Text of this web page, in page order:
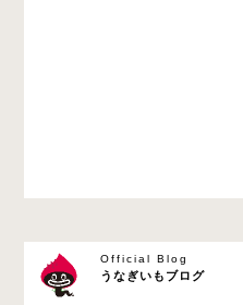
うなぎいもブログ
Official Blog